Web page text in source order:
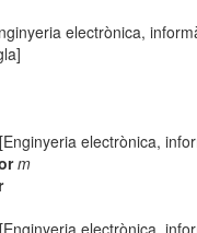
electrònica,
electrònica,
m
electrònica,